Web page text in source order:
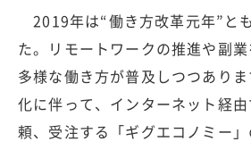
2019年は“働き方改革元年”と
た。リモートワークの推進や副業
多様な働き方が普及しつつあり
化に伴って、インターネット経
頼、受注する「ギグエコノミー